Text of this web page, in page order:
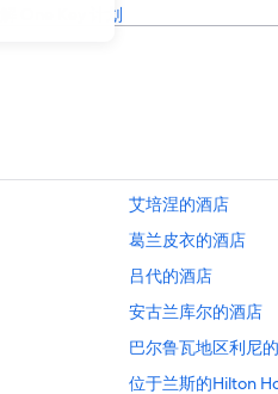
解 One Key 计划
艾培涅的酒店
葛兰皮衣的酒店
吕代的酒店
安古兰库尔的酒店
巴尔鲁瓦地区利尼
位于兰斯的Hilton